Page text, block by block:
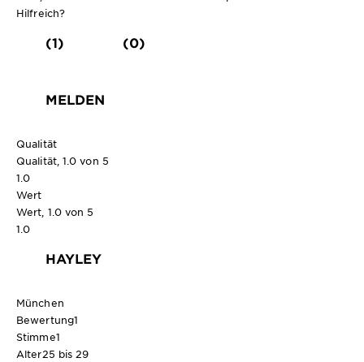
Hilfreich?
(1) (0)
MELDEN
Qualität
Qualität, 1.0 von 5
1.0
Wert
Wert, 1.0 von 5
1.0
HAYLEY
München
Bewertung1
Stimme1
Alter25 bis 29